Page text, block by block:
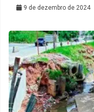
9 de dezembro de 2024